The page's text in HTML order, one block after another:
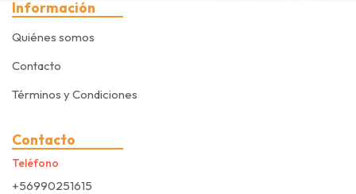
Información
Quiénes somos
Contacto
Términos y Condiciones
Contacto
Teléfono
+56990251615